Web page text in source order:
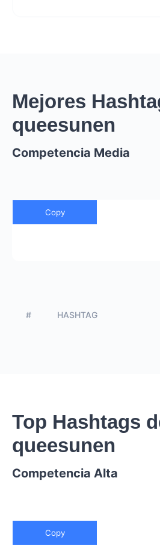
Mejores
queesunen
Competencia Media
Copy
# HASHTAG
Top Hashtags
queesunen
Competencia Alta
Copy